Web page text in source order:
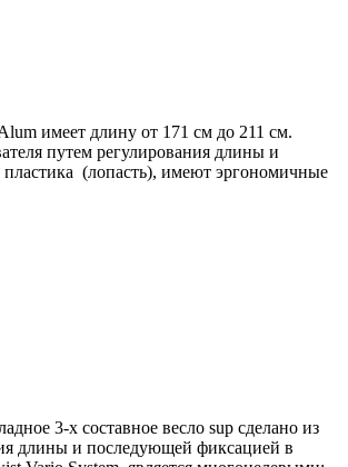
имеет длину от 171 см до 211 см.
путем регулирования длины и
(лопасть), имеют эргономичные
3-х составное весло sup сделано из
длины и последующей фиксацией в